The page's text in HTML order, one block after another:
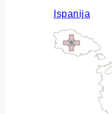
Ispanija